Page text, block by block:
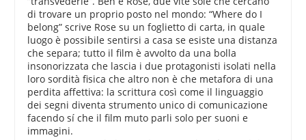
di trovare un proprio posto nel mondo: “Where do I
belong” scrive Rose su un foglietto di carta, in quale
luogo è possibile sentirsi a casa se esiste una distanza
che separa; tutto il film è avvolto da una bolla
insonorizzata che lascia i due protagonisti isolati nella
loro sordità fisica che altro non è che metafora di una
perdita affettiva: la scrittura così come il linguaggio
dei segni diventa strumento unico di comunicazione
facendo sí che il film muto parli solo per suoni e
immagini.